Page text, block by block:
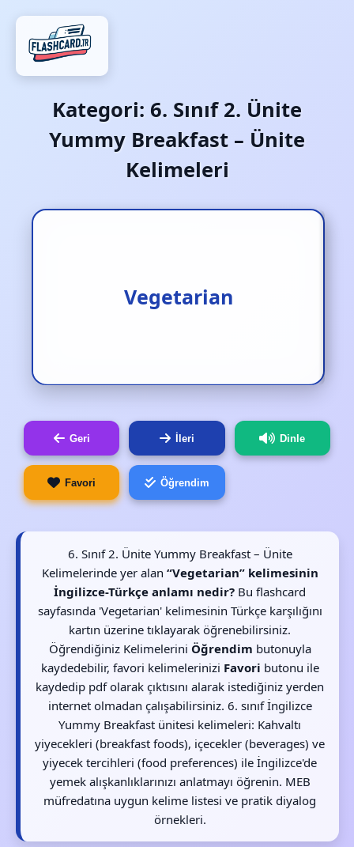
Kategori: 6. Sınıf 2. Ünite
Yummy Breakfast – Ünite
Kelimeleri
Vegetarian
Vejetaryen
Geri İleri Dinle
Favori Öğrendim
6. Sınıf 2. Ünite Yummy Breakfast – Ünite
Kelimelerinde yer alan “Vegetarian” kelimesinin
İngilizce-Türkçe anlamı nedir? Bu flashcard
sayfasında 'Vegetarian' kelimesinin Türkçe karşılığını
kartın üzerine tıklayarak öğrenebilirsiniz.
Öğrendiğiniz Kelimelerini Öğrendim butonuyla
kaydedebilir, favori kelimelerinizi Favori butonu ile
kaydedip pdf olarak çıktısını alarak istediğiniz yerden
internet olmadan çalışabilirsiniz. 6. sınıf İngilizce
Yummy Breakfast ünitesi kelimeleri: Kahvaltı
yiyecekleri (breakfast foods), içecekler (beverages) ve
yiyecek tercihleri (food preferences) ile İngilizce'de
yemek alışkanlıklarınızı anlatmayı öğrenin. MEB
müfredatına uygun kelime listesi ve pratik diyalog
örnekleri.